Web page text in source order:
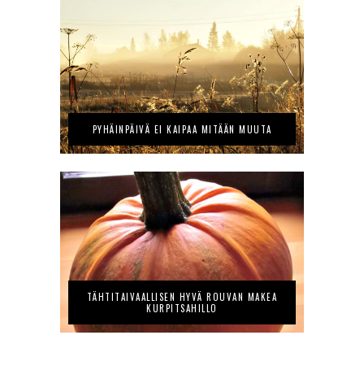
PYHÄINPÄIVÄ EI KAIPAA MITÄÄN MUUTA
TÄHTITAIVAALLISEN HYVÄ ROUVAN MAKEA
KURPITSAHILLO